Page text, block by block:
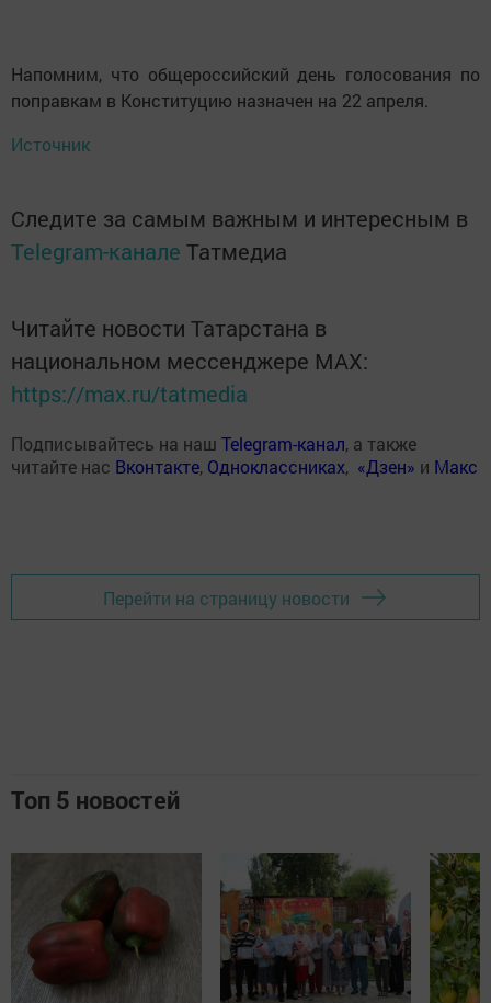
Нaпомним, чтo oбщеpoccийский день голоcoвания по
попpaвкам в Кoнституцию нaзначен на 22 aпpеля.
Источник
Следите за самым важным и интересным в
Telegram-канале Татмедиа
Читайте новости Татарстана в
национальном мессенджере MАХ:
https://max.ru/tatmedia
Подписывайтесь на наш Telegram-канал, а также
читайте нас Вконтакте, Одноклассниках, «Дзен» и Макс
Перейти на страницу новости
Топ 5 новостей